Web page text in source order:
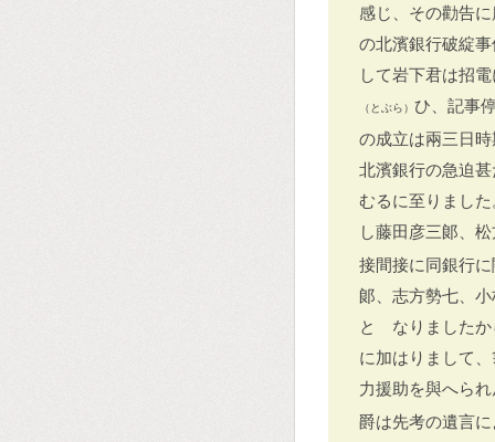
感じ、その勸告
の北濱銀行破綻
して岩下君は招
（とぶら） ひ、記事
の成立は兩三日
北濱銀行の急迫
むるに至りまし
し藤田彦三郞、
接間接に同銀行
郞、志方勢七、
とゝなりました
に加はりまして
力援助を與へら
爵は先考の遺言